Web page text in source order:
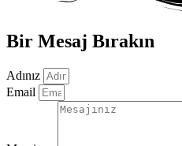
Bir Mesaj Bırakın
Adınız
Email